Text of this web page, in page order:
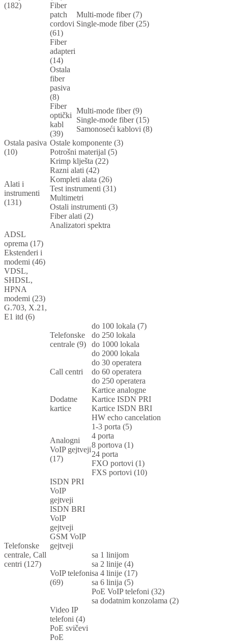
(182)
Fiber
patch
cordovi
(61)
Multi-mode fiber (7)
Single-mode fiber (25)
Fiber
adapteri
(14)
Ostala
fiber
pasiva
(8)
Fiber
optički
kabl
(39)
Multi-mode fiber (9)
Single-mode fiber (15)
Samonoseći kablovi (8)
Ostala pasiva
(10)
Ostale komponente (3)
Potrošni materijal (5)
Alati i
instrumenti
(131)
Krimp klješta (22)
Razni alati (42)
Kompleti alata (26)
Test instrumenti (31)
Multimetri
Ostali instrumenti (3)
Fiber alati (2)
Analizatori spektra
ADSL
oprema (17)
Ekstenderi i
modemi (46)
VDSL,
SHDSL,
HPNA
modemi (23)
G.703, X.21,
E1 itd (6)
Telefonske
centrale, Call
centri (127)
Telefonske
centrale (9)
do 100 lokala (7)
do 250 lokala
do 1000 lokala
do 2000 lokala
Call centri
do 30 operatera
do 60 operatera
do 250 operatera
Dodatne
kartice
Kartice analogne
Kartice ISDN PRI
Kartice ISDN BRI
HW echo cancelation
Analogni
VoIP gejtveji
(17)
1-3 porta (5)
4 porta
8 portova (1)
24 porta
FXO portovi (1)
FXS portovi (10)
ISDN PRI
VoIP
gejtveji
ISDN BRI
VoIP
gejtveji
GSM VoIP
gejtveji
VoIP telefoni
(69)
sa 1 linijom
sa 2 linije (4)
sa 4 linije (17)
sa 6 linija (5)
PoE VoIP telefoni (32)
sa dodatnim konzolama (2)
Video IP
telefoni (4)
PoE svičevi
PoE